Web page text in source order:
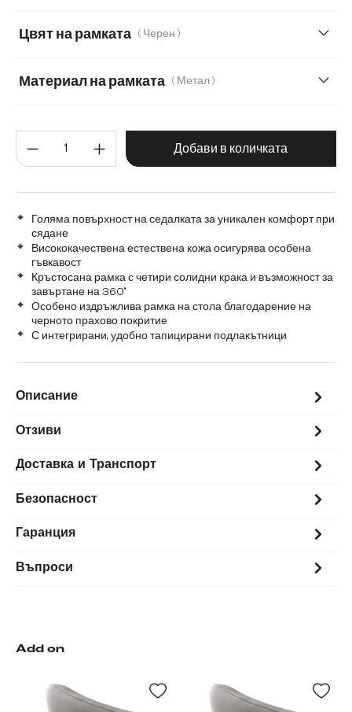
Меко букле Мек текстилен плат с текстура
Микрофибър Микрофибър/Букле
Цвят на рамката ( Черен )
Материал на рамката ( Метал )
Дъб Дърво Количество на продукта:
Добави в количката
Голяма повърхност на седалката за уникален комфорт при
сядане
Висококачествена естествена кожа осигурява особена
гъвкавост
Кръстосана рамка с четири солидни крака и възможност за
завъртане на 360°
Особено издръжлива рамка на стола благодарение на
черното прахово покритие
С интегрирани, удобно тапицирани подлакътници
Описание
Отзиви
Доставка и Транспорт
Безопасност
Гаранция
Въпроси
Add on